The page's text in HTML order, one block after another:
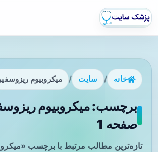
خانه / سایت / میکروبیوم ریزوسفیر
برچسب: میکروبیوم
صفحه 1
تازه‌ترین مطالب مرتبط با برچسب